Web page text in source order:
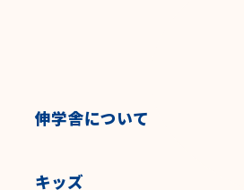
伸学舎について
キッズ